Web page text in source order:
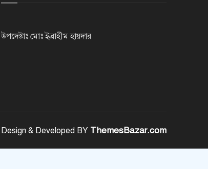
উপদেষ্টাঃ মোঃ ইব্রাহীম হায়দার
Design & Developed BY ThemesBazar.com